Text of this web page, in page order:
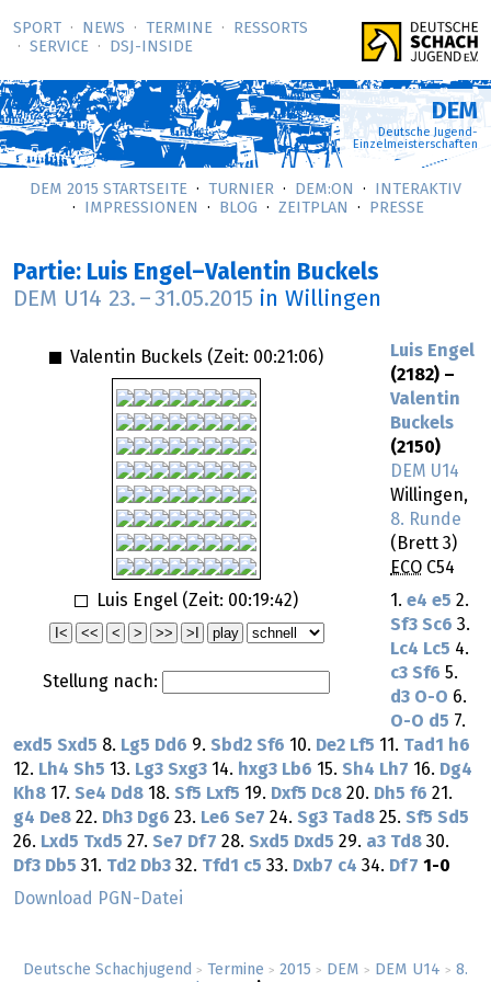
SPORT NEWS TERMINE
RESSORTS
SERVICE
DSJ-­INSIDE
Deutsche Schachjugend > Termine > 2015 > DEM > DEM U14 > 8.
DEM
Deutsche Jugend-
Einzelmeisterschaften
DEM 2015 STARTSEITE TURNIER DEM:ON
INTERAKTIV
IMPRESSIONEN
BLOG ZEITPLAN PRESSE
Partie: Luis Engel–Valentin Buckels
DEM U14 23. – 31.05.2015 in Willingen
Valentin Buckels (Zeit: 00:21:06)
Luis Engel (Zeit: 00:19:42)
Stellung nach:
Luis Engel
(2182) –
Valentin
Buckels
(2150)
DEM U14
Willingen,
8. Runde
(Brett 3)
ECO C54
1. e4 e5 2.
Sf3 Sc6 3.
Lc4 Lc5 4.
c3 Sf6 5.
d3 O-O 6.
O-O d5 7.
exd5 Sxd5 8. Lg5 Dd6 9. Sbd2 Sf6 10. De2 Lf5 11. Tad1
h6
12. Lh4 Sh5 13. Lg3 Sxg3 14. hxg3 Lb6 15. Sh4 Lh7 16. Dg4
Kh8 17. Se4 Dd8 18. Sf5 Lxf5 19. Dxf5 Dc8 20. Dh5 f6 21.
g4 De8 22. Dh3 Dg6 23. Le6 Se7 24. Sg3 Tad8 25. Sf5 Sd5
26. Lxd5 Txd5 27. Se7 Df7 28. Sxd5 Dxd5 29. a3 Td8 30.
Df3 Db5 31. Td2 Db3 32. Tfd1 c5 33. Dxb7 c4 34. Df7 1-0
Download PGN-Datei